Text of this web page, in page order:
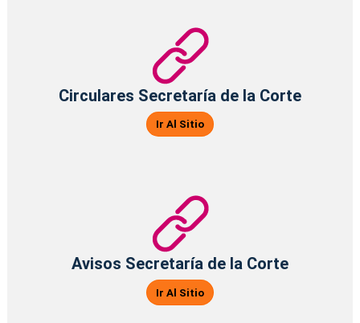
Circulares Secretaría de la Corte
Ir Al Sitio
Avisos Secretaría de la Corte
Ir Al Sitio